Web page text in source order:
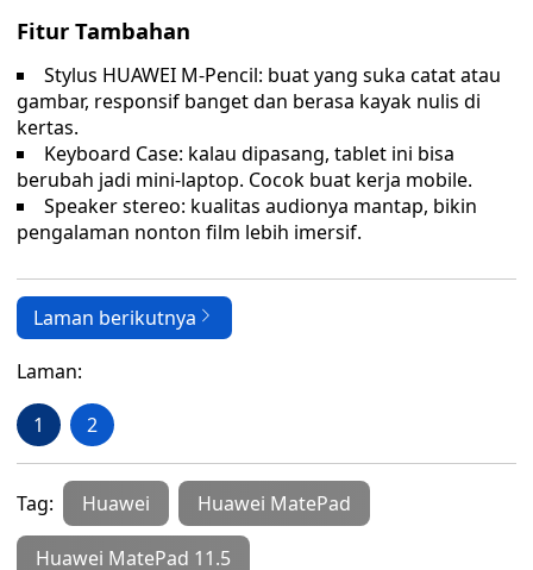
Fitur Tambahan
Stylus HUAWEI M-Pencil: buat yang suka catat atau
gambar, responsif banget dan berasa kayak nulis di
kertas.
Keyboard Case: kalau dipasang, tablet ini bisa
berubah jadi mini-laptop. Cocok buat kerja mobile.
Speaker stereo: kualitas audionya mantap, bikin
pengalaman nonton film lebih imersif.
Laman berikutnya
Laman:
1 2
Tag: Huawei Huawei MatePad
Huawei MatePad 11.5